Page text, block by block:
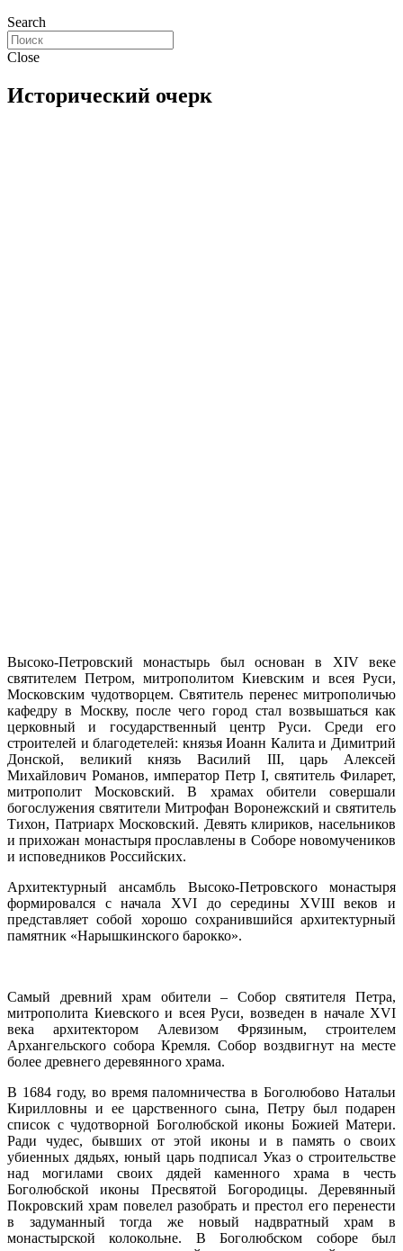
Search
Close
Исторический очерк
Высоко-Петровский монастырь был основан в XIV веке
святителем Петром, митрополитом Киевским и всея Руси,
Московским чудотворцем. Святитель перенес митрополичью
кафедру в Москву, после чего город стал возвышаться как
церковный и государственный центр Руси. Среди его
строителей и благодетелей: князья Иоанн Калита и Димитрий
Донской, великий князь Василий III, царь Алексей
Михайлович Романов, император Петр I, святитель Филарет,
митрополит Московский. В храмах обители совершали
богослужения святители Митрофан Воронежский и святитель
Тихон, Патриарх Московский. Девять клириков, насельников
и прихожан монастыря прославлены в Соборе новомучеников
и исповедников Российских.
Архитектурный ансамбль Высоко-Петровского монастыря
формировался с начала XVI до середины XVIII веков и
представляет собой хорошо сохранившийся архитектурный
памятник «Нарышкинского барокко».
Самый древний храм обители – Собор святителя Петра,
митрополита Киевского и всея Руси, возведен в начале XVI
века архитектором Алевизом Фрязиным, строителем
Архангельского собора Кремля. Собор воздвигнут на месте
более древнего деревянного храма.
В 1684 году, во время паломничества в Боголюбово Натальи
Кирилловны и ее царственного сына, Петру был подарен
список с чудотворной Боголюбской иконы Божией Матери.
Ради чудес, бывших от этой иконы и в память о своих
убиенных дядьях, юный царь подписал Указ о строительстве
над могилами своих дядей каменного храма в честь
Боголюбской иконы Пресвятой Богородицы. Деревянный
Покровский храм повелел разобрать и престол его перенести
в задуманный тогда же новый надвратный храм в
монастырской колокольне. В Боголюбском соборе был